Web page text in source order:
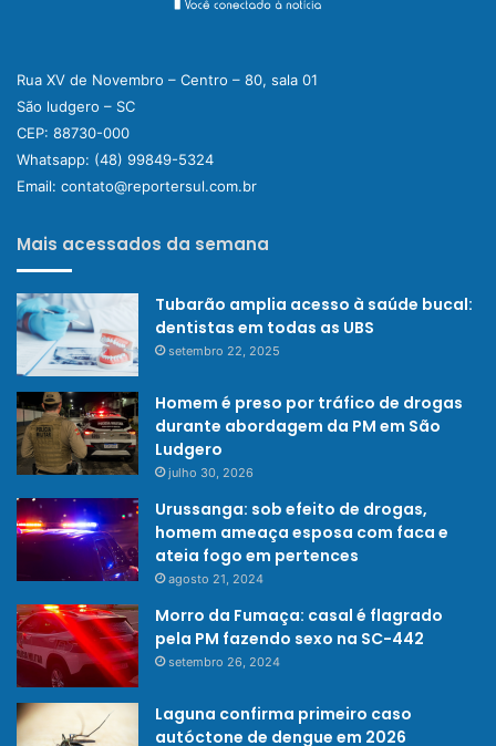
Rua XV de Novembro – Centro – 80, sala 01
São ludgero – SC
CEP: 88730-000
Whatsapp: (48) 99849-5324
Email: contato@reportersul.com.br
Mais acessados da semana
Tubarão amplia acesso à saúde bucal:
dentistas em todas as UBS
setembro 22, 2025
Homem é preso por tráfico de drogas
durante abordagem da PM em São
Ludgero
julho 30, 2026
Urussanga: sob efeito de drogas,
homem ameaça esposa com faca e
ateia fogo em pertences
agosto 21, 2024
Morro da Fumaça: casal é flagrado
pela PM fazendo sexo na SC-442
setembro 26, 2024
Laguna confirma primeiro caso
autóctone de dengue em 2026